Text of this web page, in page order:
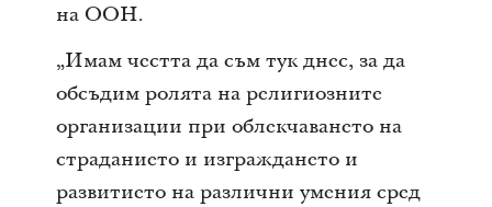
на ООН.
„Имам честта да съм тук днес, за да
обсъдим ролята на религиозните
организации при облекчаването на
страданието и изграждането и
развитието на различни умения сред